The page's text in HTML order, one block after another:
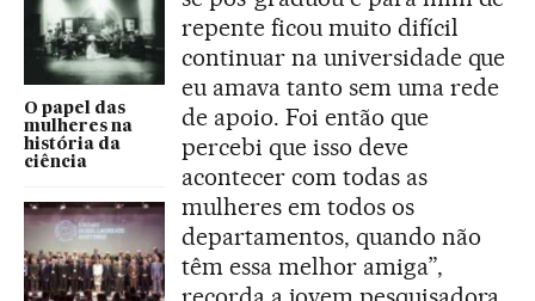
O papel das
mulheres na
história da
ciência
repente ficou muito difícil
continuar na universidade que
eu amava tanto sem uma rede
de apoio. Foi então que
percebi que isso deve
acontecer com todas as
mulheres em todos os
departamentos, quando não
têm essa melhor amiga”,